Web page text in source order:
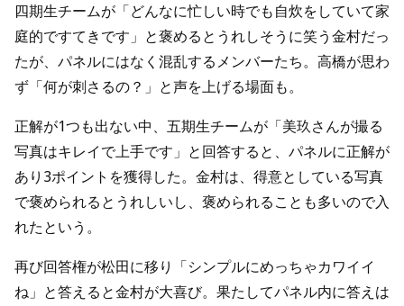
四期生チームが「どんなに忙しい時でも自炊をしていて家
庭的ですてきです」と褒めるとうれしそうに笑う金村だっ
たが、パネルにはなく混乱するメンバーたち。高橋が思わ
ず「何が刺さるの？」と声を上げる場面も。
正解が1つも出ない中、五期生チームが「美玖さんが撮る
写真はキレイで上手です」と回答すると、パネルに正解が
あり3ポイントを獲得した。金村は、得意としている写真
で褒められるとうれしいし、褒められることも多いので入
れたという。
再び回答権が松田に移り「シンプルにめっちゃカワイイ
ね」と答えると金村が大喜び。果たしてパネル内に答えは